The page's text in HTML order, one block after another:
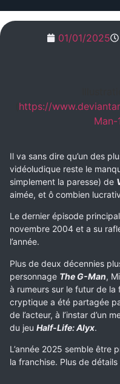
01/01/2025
https://
Il va sans dire qu’un des
vidéoludique reste le
simplement la paresse) de
aimée, et ô combien
Le dernier épisode
novembre 2004 et a su
l’année.
Plus de deux décennies
personnage The G-Man,
à rumeurs sur le futur de
cryptique a été partagée
de l’acteur, à l’instar d’un
du jeu Half-Life: Alyx.
L’année 2025 semble être
la franchise. Plus de détails